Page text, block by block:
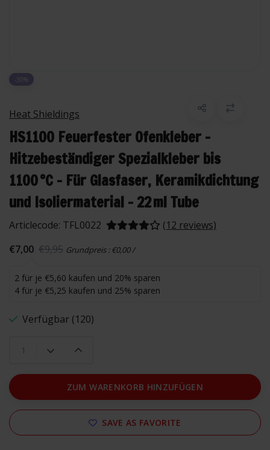
-30%
Heat Shieldings
HS1100 Feuerfester Ofenkleber –
Hitzebeständiger Spezialkleber bis
1100 °C – Für Glasfaser, Keramikdichtung
und Isoliermaterial – 22 ml Tube
Articlecode: TFL0022
(12 reviews)
€7,00 €9,95 Grundpreis : €0,00 /
2 für je €5,60 kaufen und 20% sparen
4 für je €5,25 kaufen und 25% sparen
Verfügbar (120)
ZUM WARENKORB HINZUFÜGEN
SAVE AS FAVORITE